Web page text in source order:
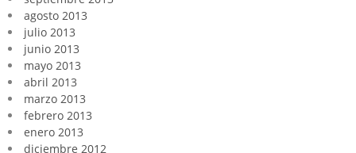
agosto 2013
julio 2013
junio 2013
mayo 2013
abril 2013
marzo 2013
febrero 2013
enero 2013
diciembre 2012